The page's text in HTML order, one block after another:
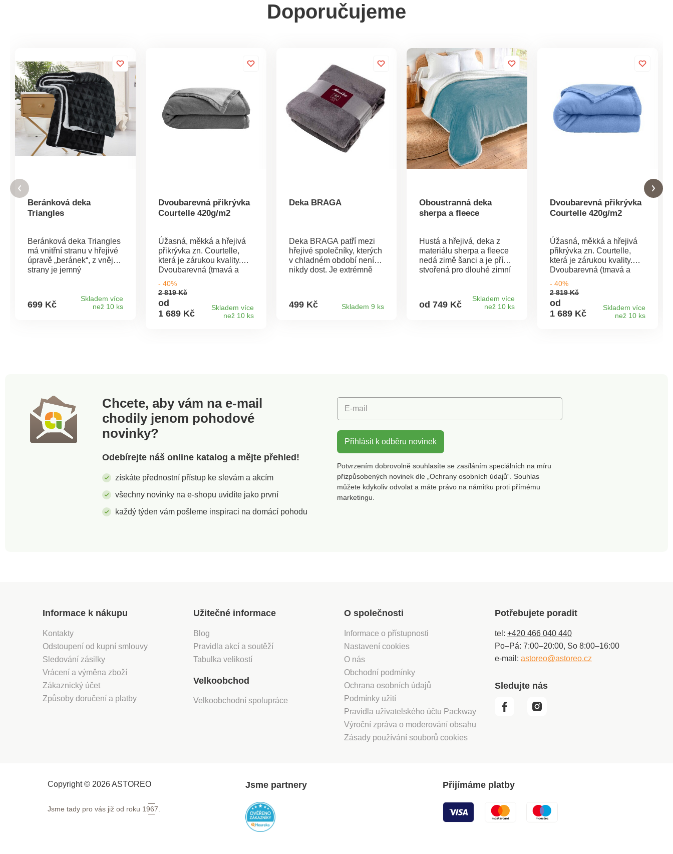
Doporučujeme
Beránková deka
Triangles
Beránková deka Triangles
má vnitřní stranu v hřejivé
úpravě „beránek“, z vnější
strany je jemný
žmolky.Rozměry: 150 x
200 cm. Materiál: 100%
699 Kč
Skladem více
než 10 ks
Dvoubarevná přikrývka
Courtelle 420g/m2
Úžasná, měkká a hřejivá
přikrývka zn. Courtelle,
která je zárukou kvality.
Dvoubarevná (tmavá a
světlá strana) s
polyamidovým lemem s
dvojím prošitím. Gramáž
420 g/m2. Vyrobená ve
Francii. Perte na 40 °C.
- 40%
2 819 Kč
od
1 689 Kč
Skladem více
než 10 ks
Deka BRAGA
Deka BRAGA patří mezi
hřejivé společníky, kterých
v chladném období není
nikdy dost. Je extrémně
Gramáž: 235 g/m2.
499 Kč Skladem 9 ks
Oboustranná deka
sherpa a fleece
Hustá a hřejivá, deka z
materiálu sherpa a fleece
nedá zimě šanci a je přímo
stvořená pro dlouhé zimní
Zakončení lemem.
Oboustranná. Perte na 30
od 749 Kč
Skladem více
než 10 ks
Dvoubarevná přikrývka
Courtelle 420g/m2
Úžasná, měkká a hřejivá
přikrývka zn. Courtelle,
která je zárukou kvality.
Dvoubarevná (tmavá a
světlá strana) s
polyamidovým lemem s
dvojím prošitím. Gramáž
420 g/m2. Vyrobená ve
Francii. Perte na 40 °C.
- 40%
2 819 Kč
od
1 689 Kč
Skladem více
než 10 ks
Chcete, aby vám na e-mail
chodily jenom pohodové
novinky?
Odebírejte náš online katalog a mějte přehled!
získáte přednostní přístup ke slevám a akcím
všechny novinky na e-shopu uvidíte jako první
každý týden vám pošleme inspiraci na domácí pohodu
E-mail
Přihlásit k odběru novinek
Potvrzením dobrovolně souhlasíte se zasíláním speciálních na míru
přizpůsobených novinek dle „Ochrany osobních údajů“. Souhlas
můžete kdykoliv odvolat a máte právo na námitku proti přímému
marketingu.
Informace k nákupu
Kontakty
Odstoupení od kupní smlouvy
Sledování zásilky
Vrácení a výměna zboží
Zákaznický účet
Způsoby doručení a platby
Užitečné informace
Blog
Pravidla akcí a soutěží
Tabulka velikostí
Velkoobchod
Velkoobchodní spolupráce
O společnosti
Informace o přístupnosti
Nastavení cookies
O nás
Obchodní podmínky
Ochrana osobních údajů
Podmínky užití
Pravidla uživatelského účtu Packway
Výroční zpráva o moderování obsahu
Zásady používání souborů cookies
Potřebujete poradit
tel: +420 466 040 440
Po–Pá: 7:00–20:00, So 8:00–16:00
e-mail: astoreo@astoreo.cz
Sledujte nás
Copyright © 2026 ASTOREO
Jsme tady pro vás již od roku 1967.
Jsme partnery Přijímáme platby